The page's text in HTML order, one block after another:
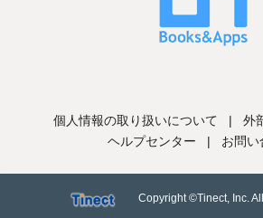
個人情報の取り扱いについて | 外
ヘルプセンター
| お問い
Copyright ©Tinect, Inc.